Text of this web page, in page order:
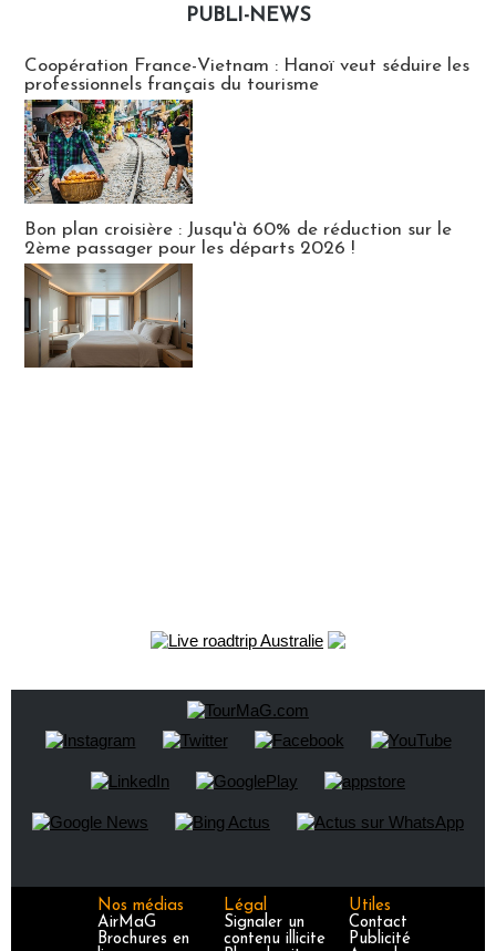
PUBLI-NEWS
Coopération France-Vietnam : Hanoï veut séduire les
professionnels français du tourisme
Bon plan croisière : Jusqu'à 60% de réduction sur le
2ème passager pour les départs 2026 !
Nos médias
AirMaG
Brochures en
Légal
Signaler un
contenu illicite
Utiles
Contact
Publicité